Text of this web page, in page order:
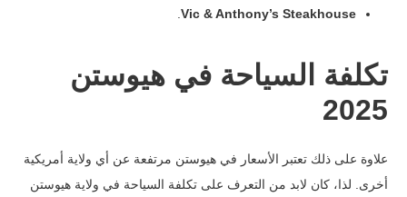
Vic & Anthony’s Steakhouse
تكلفة السياحة في هيوستن
2025
علاوة على ذلك تعتبر الأسعار في هيوستن مرتفعة عن أي ولاية أمريكية
أخرى. لذا، كان لابد من التعرف على تكلفة السياحة في ولاية هيوستن